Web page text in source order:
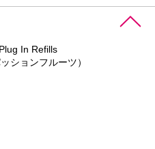
In Refills
ションフルーツ）